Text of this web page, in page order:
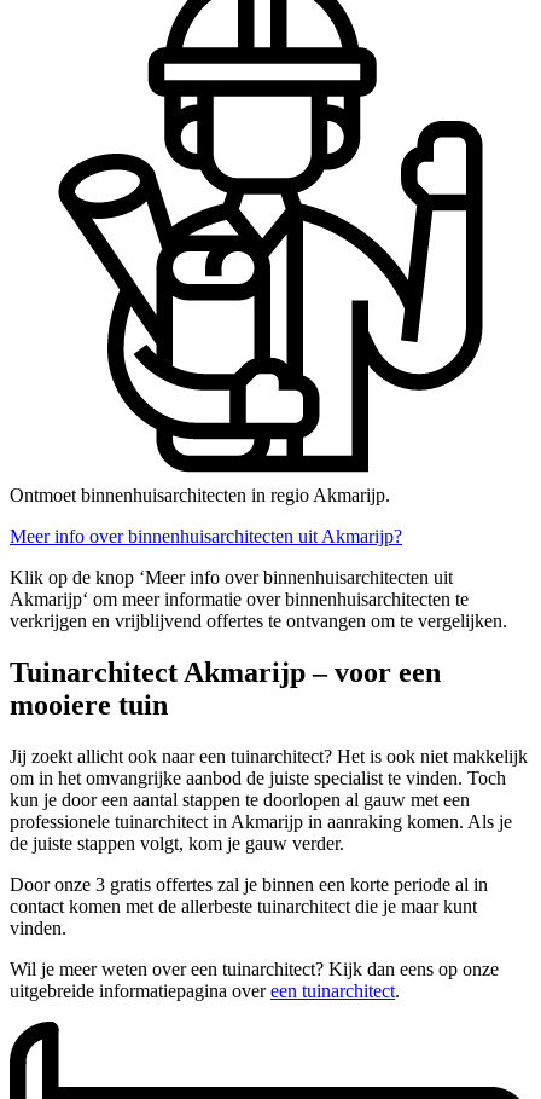
Ontmoet binnenhuisarchitecten in regio Akmarijp.
Meer info over binnenhuisarchitecten uit Akmarijp?
Klik op de knop ‘Meer info over binnenhuisarchitecten uit
Akmarijp‘ om meer informatie over binnenhuisarchitecten te
verkrijgen en vrijblijvend offertes te ontvangen om te vergelijken.
Tuinarchitect Akmarijp – voor een
mooiere tuin
Jij zoekt allicht ook naar een tuinarchitect? Het is ook niet makkelijk
om in het omvangrijke aanbod de juiste specialist te vinden. Toch
kun je door een aantal stappen te doorlopen al gauw met een
professionele tuinarchitect in Akmarijp in aanraking komen. Als je
de juiste stappen volgt, kom je gauw verder.
Door onze 3 gratis offertes zal je binnen een korte periode al in
contact komen met de allerbeste tuinarchitect die je maar kunt
vinden.
Wil je meer weten over een tuinarchitect? Kijk dan eens op onze
uitgebreide informatiepagina overeen tuinarchitect.